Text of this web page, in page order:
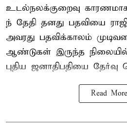
உடல்நலக்குறைவு
ந் தேதி தனது பதவியை
அவரது பதவிக்காலம்
ஆண்டுகள் இருந்த
புதிய ஜனாதிபதியை
Read More